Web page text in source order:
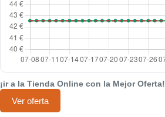
¡ir a la Tienda Online con la Mejor Oferta!
Ver oferta